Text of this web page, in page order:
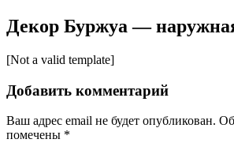
Декор Буржуа —
[Not a valid template]
Добавить комментарий
Ваш адрес email не будет опубликован.
помечены *